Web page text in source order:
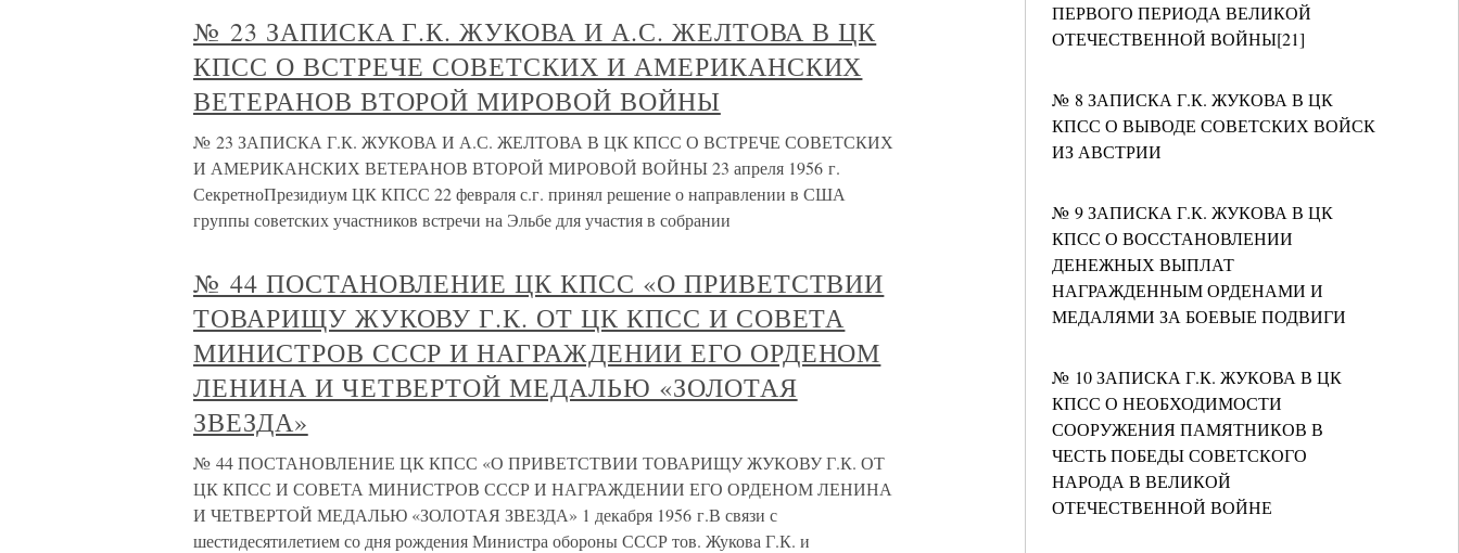
ПЕРВОГО ПЕРИОДА ВЕЛИКОЙ
ОТЕЧЕСТВЕННОЙ ВОЙНЫ[21]
№ 8 ЗАПИСКА Г.К. ЖУКОВА В ЦК
КПСС О ВЫВОДЕ СОВЕТСКИХ ВОЙСК
ИЗ АВСТРИИ
№ 9 ЗАПИСКА Г.К. ЖУКОВА В ЦК
КПСС О ВОССТАНОВЛЕНИИ
ДЕНЕЖНЫХ ВЫПЛАТ
НАГРАЖДЕННЫМ ОРДЕНАМИ И
МЕДАЛЯМИ ЗА БОЕВЫЕ ПОДВИГИ
№ 10 ЗАПИСКА Г.К. ЖУКОВА В ЦК
КПСС О НЕОБХОДИМОСТИ
СООРУЖЕНИЯ ПАМЯТНИКОВ В
ЧЕСТЬ ПОБЕДЫ СОВЕТСКОГО
НАРОДА В ВЕЛИКОЙ
ОТЕЧЕСТВЕННОЙ ВОЙНЕ
№ 23 ЗАПИСКА Г.К. ЖУКОВА И А.С. ЖЕЛТОВА В ЦК
КПСС О ВСТРЕЧЕ СОВЕТСКИХ И АМЕРИКАНСКИХ
ВЕТЕРАНОВ ВТОРОЙ МИРОВОЙ ВОЙНЫ
№ 23 ЗАПИСКА Г.К. ЖУКОВА И А.С. ЖЕЛТОВА В ЦК КПСС О ВСТРЕЧЕ СОВЕТСКИХ
И АМЕРИКАНСКИХ ВЕТЕРАНОВ ВТОРОЙ МИРОВОЙ ВОЙНЫ 23 апреля 1956 г.
СекретноПрезидиум ЦК КПСС 22 февраля с.г. принял решение о направлении в США
группы советских участников встречи на Эльбе для участия в собрании
№ 44 ПОСТАНОВЛЕНИЕ ЦК КПСС «О ПРИВЕТСТВИИ
ТОВАРИЩУ ЖУКОВУ Г.К. ОТ ЦК КПСС И СОВЕТА
МИНИСТРОВ СССР И НАГРАЖДЕНИИ ЕГО ОРДЕНОМ
ЛЕНИНА И ЧЕТВЕРТОЙ МЕДАЛЬЮ «ЗОЛОТАЯ
ЗВЕЗДА»
№ 44 ПОСТАНОВЛЕНИЕ ЦК КПСС «О ПРИВЕТСТВИИ ТОВАРИЩУ ЖУКОВУ Г.К. ОТ
ЦК КПСС И СОВЕТА МИНИСТРОВ СССР И НАГРАЖДЕНИИ ЕГО ОРДЕНОМ ЛЕНИНА
И ЧЕТВЕРТОЙ МЕДАЛЬЮ «ЗОЛОТАЯ ЗВЕЗДА» 1 декабря 1956 г.В связи с
шестидесятилетием со дня рождения Министра обороны СССР тов. Жукова Г.К. и